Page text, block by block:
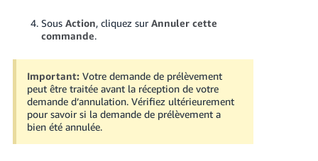
Sous Action, cliquez sur Annuler cette
commande.
Important: Votre demande de prélèvement
peut être traitée avant la réception de votre
demande d’annulation. Vérifiez ultérieurement
pour savoir si la demande de prélèvement a
bien été annulée.